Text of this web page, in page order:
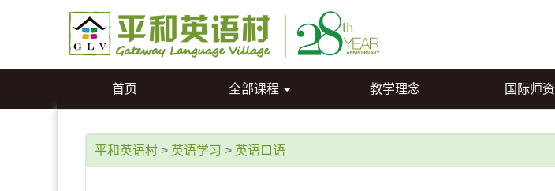
首页 全部课程 教学理念 国际师资
平和英语村 > 英语学习 > 英语口语